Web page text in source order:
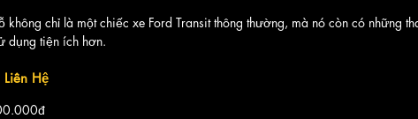
không chỉ là một chiếc xe Ford Transit thông thường, mà nó còn có những
dụng tiện ích hơn.
Liên Hệ